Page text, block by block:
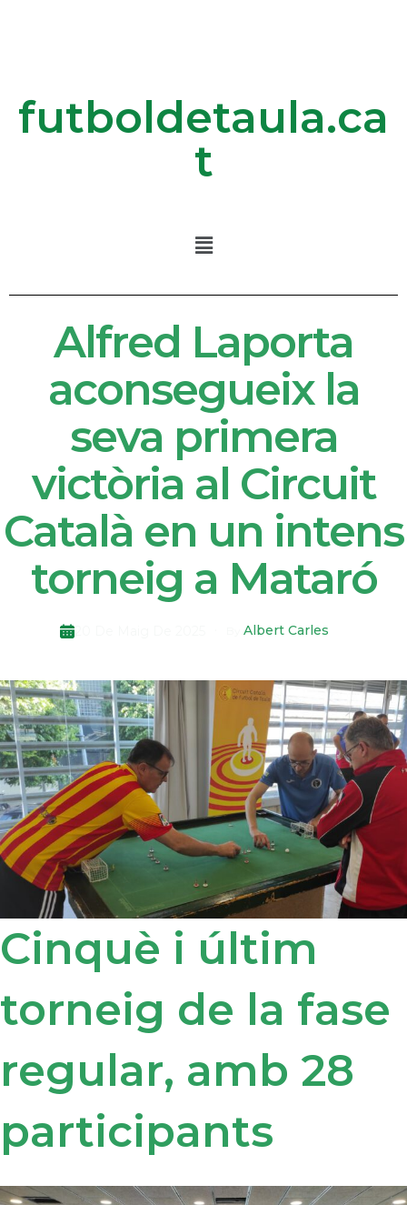
futboldetaula.ca
t
Alfred Laporta
aconsegueix la
seva primera
victòria al Circuit
Català en un intens
torneig a Mataró
Albert Carles
Cinquè i últim
torneig de la fase
regular, amb 28
participants